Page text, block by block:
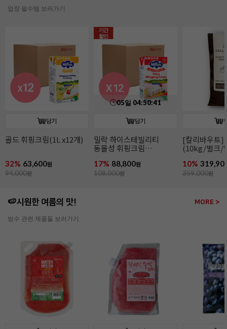
업장 필수템 보러가기
담기
[칼리바우트]2815다크
(10kg/벌크/벨기에)
10% 319,900
359,000원
담기
[칼리바우트]
화이트초콜릿 W2(10kg/
15% 319,200
379,000원
이태리산 파
(2~4mm/
파슬리후레
11%
299,000원
🍉시원한 여름의 맛! MORE >
빙수 관련 제품들 보러가기